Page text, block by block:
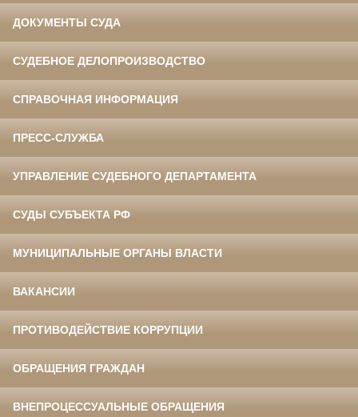
ДОКУМЕНТЫ СУДА
СУДЕБНОЕ ДЕЛОПРОИЗВОДСТВО
СПРАВОЧНАЯ ИНФОРМАЦИЯ
ПРЕСС-СЛУЖБА
УПРАВЛЕНИЕ СУДЕБНОГО ДЕПАРТАМЕНТА
СУДЫ СУБЪЕКТА РФ
МУНИЦИПАЛЬНЫЕ ОРГАНЫ ВЛАСТИ
ВАКАНСИИ
ПРОТИВОДЕЙСТВИЕ КОРРУПЦИИ
ОБРАЩЕНИЯ ГРАЖДАН
ВНЕПРОЦЕССУАЛЬНЫЕ ОБРАЩЕНИЯ